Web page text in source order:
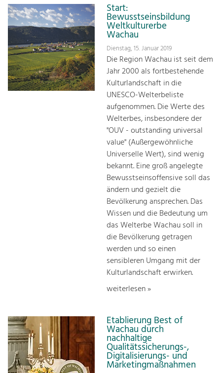
Start:
Bewusstseinsbildung
Weltkulturerbe
Wachau
Dienstag, 15. Januar 2019
Die Region Wachau ist seit dem
Jahr 2000 als fortbestehende
Kulturlandschaft in die
UNESCO-Welterbeliste
aufgenommen. Die Werte des
Welterbes, insbesondere der
"OUV - outstanding universal
value" (Außergewöhnliche
Universelle Wert), sind wenig
bekannt. Eine groß angelegte
Bewusstseinsoffensive soll das
ändern und gezielt die
Bevölkerung ansprechen. Das
Wissen und die Bedeutung um
das Welterbe Wachau soll in
die Bevölkerung getragen
werden und so einen
sensibleren Umgang mit der
Kulturlandschaft erwirken.
weiterlesen »
Etablierung Best of
Wachau durch
nachhaltige
Qualitätssicherungs-,
Digitalisierungs- und
Marketingmaßnahmen